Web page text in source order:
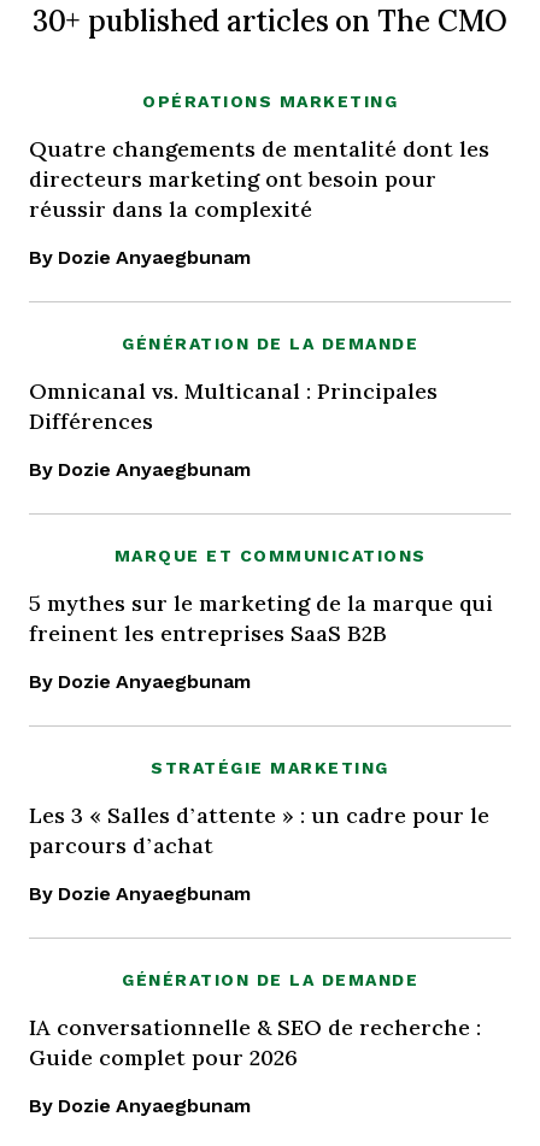
30+ published articles on The CMO
OPÉRATIONS MARKETING
Quatre changements de mentalité dont les
directeurs marketing ont besoin pour
réussir dans la complexité
By Dozie Anyaegbunam
GÉNÉRATION DE LA DEMANDE
Omnicanal vs. Multicanal : Principales
Différences
By Dozie Anyaegbunam
MARQUE ET COMMUNICATIONS
5 mythes sur le marketing de la marque qui
freinent les entreprises SaaS B2B
By Dozie Anyaegbunam
STRATÉGIE MARKETING
Les 3 « Salles d’attente » : un cadre pour le
parcours d’achat
By Dozie Anyaegbunam
GÉNÉRATION DE LA DEMANDE
IA conversationnelle & SEO de recherche :
Guide complet pour 2026
By Dozie Anyaegbunam